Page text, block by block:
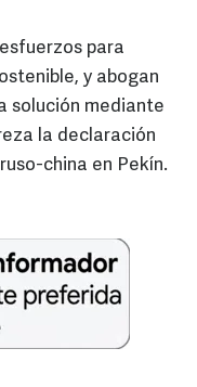
para
y abogan
solución mediante
la declaración
china en Pekín.